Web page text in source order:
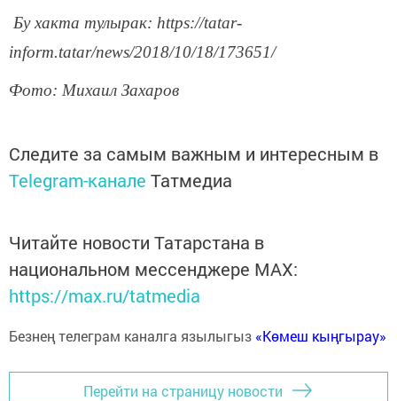
Бу хакта тулырак: https://tatar-
inform.tatar/news/2018/10/18/173651/
Фото: Михаил Захаров
Следите за самым важным и интересным в
Telegram-канале Татмедиа
Читайте новости Татарстана в
национальном мессенджере MАХ:
https://max.ru/tatmedia
Безнең телеграм каналга язылыгыз «Көмеш кыңгырау»
Перейти на страницу новости